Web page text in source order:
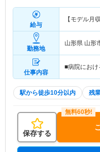
給与
【モデル月収
勤務地
山形県 山形
仕事内容
■病院にお
駅から徒歩10分以内 残
保存する